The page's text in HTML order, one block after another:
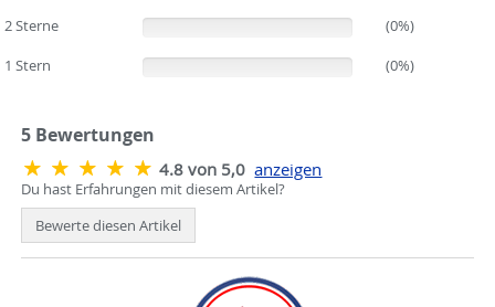
2 Sterne
(0%)
1 Stern
(0%)
5 Bewertungen
4.8 von 5,0 anzeigen
Du hast Erfahrungen mit diesem Artikel?
Bewerte diesen Artikel